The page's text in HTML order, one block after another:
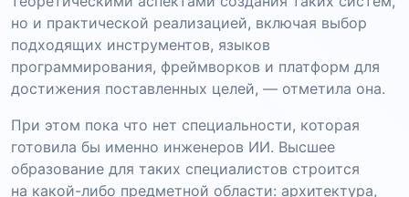
но и практической реализацией, включая выбор
подходящих инструментов, языков
программирования, фреймворков и платформ для
достижения поставленных целей, — отметила она.
При этом пока что нет специальности, которая
готовила бы именно инженеров ИИ. Высшее
образование для таких специалистов строится
на какой-либо предметной области: архитектура,